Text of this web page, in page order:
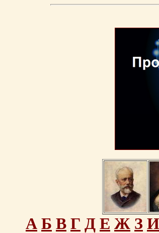
А Б В Г Д Е Ж З И